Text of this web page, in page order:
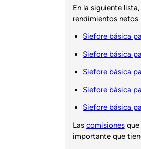
En la siguiente
rendimientos netos.
Siefore básica
Siefore básica
Siefore básica
Siefore básica
Siefore básica
Las comisionesque
importante que